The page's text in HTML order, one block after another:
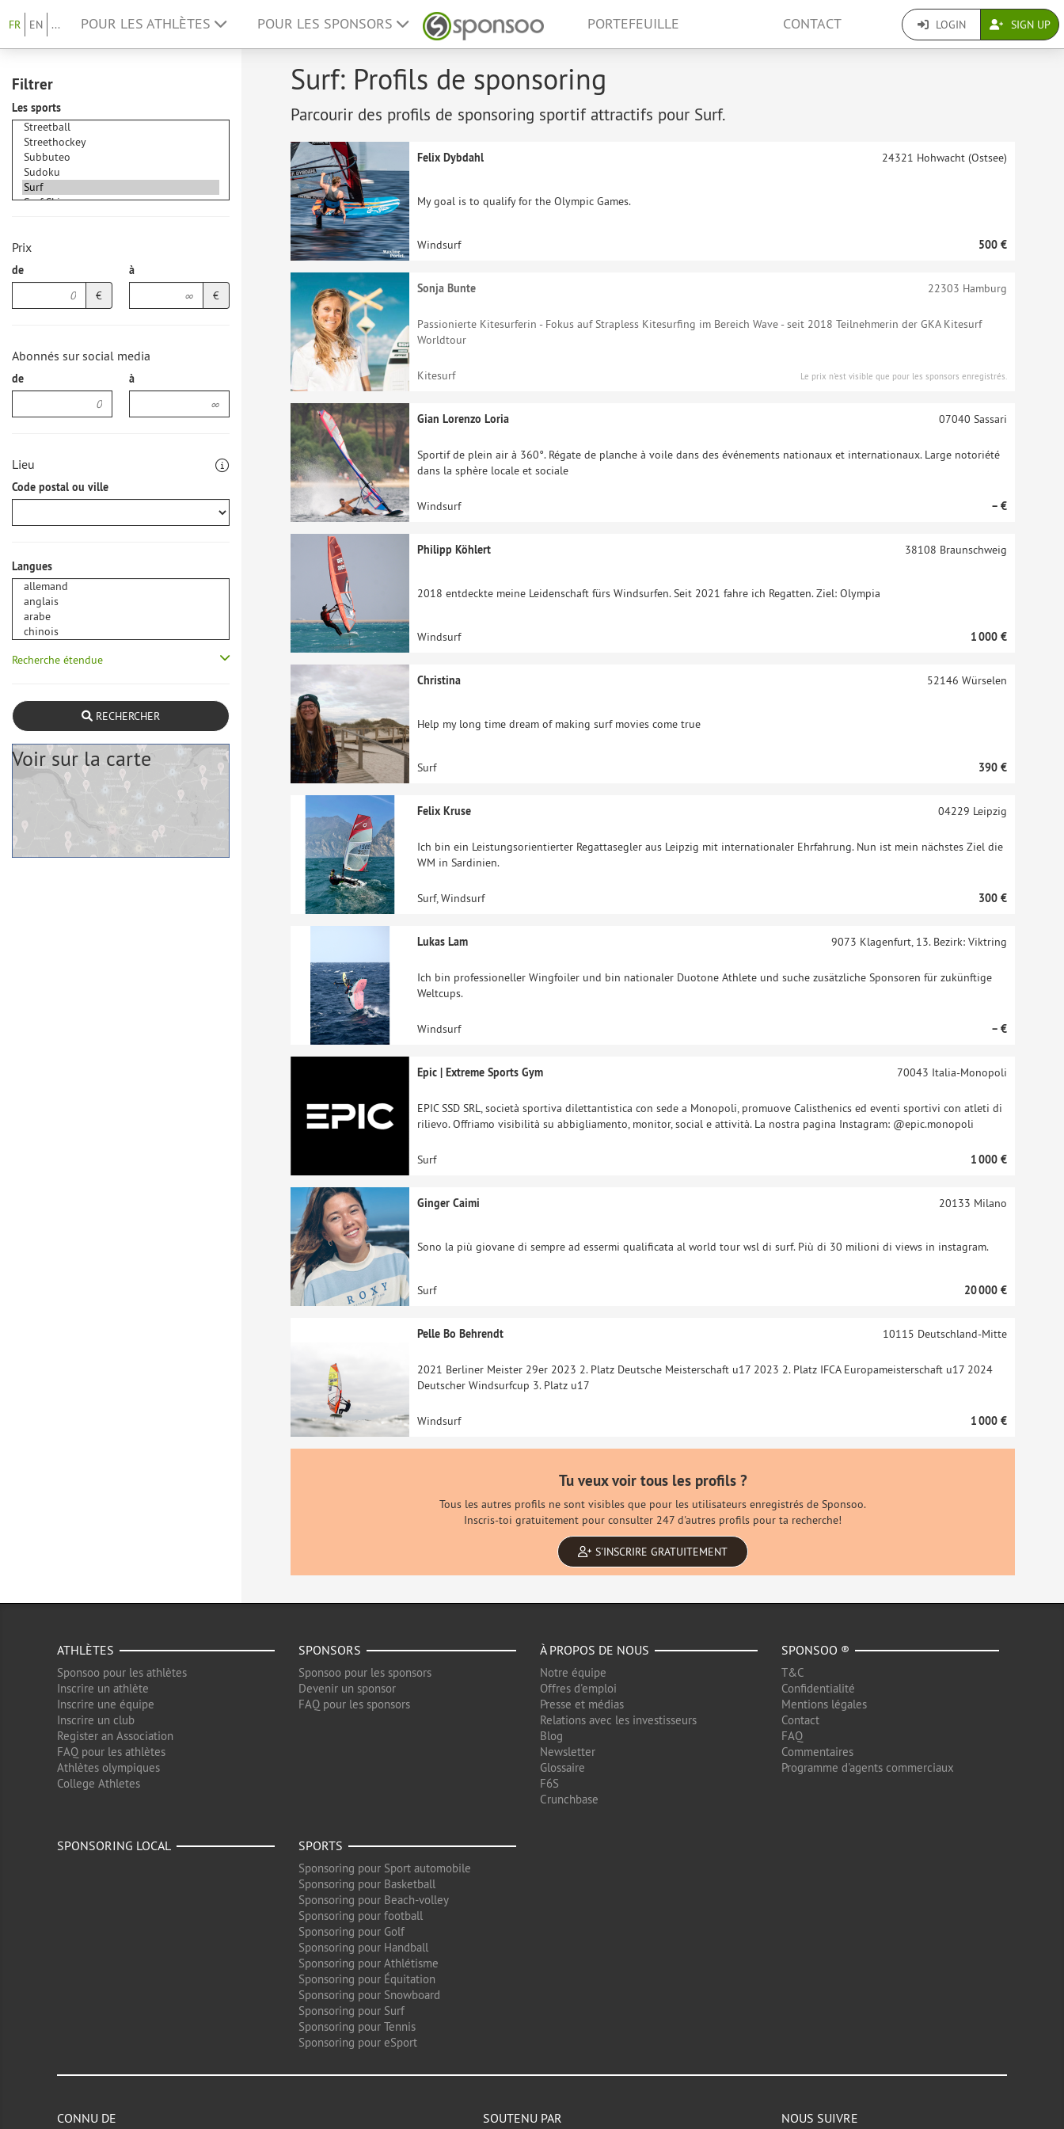
FR EN ... POUR LES ATHLÈTES POUR LES SPONSORS PORTEFEUILLE CONTACT LOGIN SIGN UP
Filtrer
Les sports
Prix
de
€
à
€
Abonnés sur social media
de à
Lieu
Code postal ou ville
Langues
Recherche étendue
RECHERCHER
Voir sur la carte
Surf: Profils de sponsoring
Parcourir des profils de sponsoring sportif attractifs pour Surf.
Felix Dybdahl
My goal is to qualify for the Olympic Games.
24321 Hohwacht (Ostsee)
Windsurf 500 €
Sonja Bunte
Passionierte Kitesurferin - Fokus auf Strapless Kitesurfing im Bereich Wave - seit 2018 Teilnehmerin der GKA Kitesurf
Worldtour
22303 Hamburg
Kitesurf Le prix n'est visible que pour les sponsors enregistrés.
Gian Lorenzo Loria
Sportif de plein air à 360°. Régate de planche à voile dans des événements nationaux et internationaux. Large notoriété
dans la sphère locale et sociale
07040 Sassari
Windsurf – €
Philipp Köhlert
2018 entdeckte meine Leidenschaft fürs Windsurfen. Seit 2021 fahre ich Regatten. Ziel: Olympia
38108 Braunschweig
Windsurf 1 000 €
Christina
Help my long time dream of making surf movies come true
52146 Würselen
Surf 390 €
Felix Kruse
Ich bin ein Leistungsorientierter Regattasegler aus Leipzig mit internationaler Ehrfahrung. Nun ist mein nächstes Ziel die
WM in Sardinien.
04229 Leipzig
Surf, Windsurf 300 €
Lukas Lam
Ich bin professioneller Wingfoiler und bin nationaler Duotone Athlete und suche zusätzliche Sponsoren für zukünftige
Weltcups.
9073 Klagenfurt, 13. Bezirk: Viktring
Windsurf – €
Epic | Extreme Sports Gym
EPIC SSD SRL, società sportiva dilettantistica con sede a Monopoli, promuove Calisthenics ed eventi sportivi con atleti di
rilievo. Offriamo visibilità su abbigliamento, monitor, social e attività. La nostra pagina Instagram: @epic.monopoli
70043 Italia-Monopoli
Surf 1 000 €
Ginger Caimi
Sono la più giovane di sempre ad essermi qualificata al world tour wsl di surf. Più di 30 milioni di views in instagram.
20133 Milano
Surf 20 000 €
Pelle Bo Behrendt
2021 Berliner Meister 29er 2023 2. Platz Deutsche Meisterschaft u17 2023 2. Platz IFCA Europameisterschaft u17 2024
Deutscher Windsurfcup 3. Platz u17
10115 Deutschland-Mitte
Windsurf 1 000 €
Tu veux voir tous les profils ?
Tous les autres profils ne sont visibles que pour les utilisateurs enregistrés de Sponsoo.
Inscris-toi gratuitement pour consulter 247 d'autres profils pour ta recherche!
S'INSCRIRE GRATUITEMENT
ATHLÈTES
Sponsoo pour les athlètes
Inscrire un athlète
Inscrire une équipe
Inscrire un club
Register an Association
FAQ pour les athlètes
Athlètes olympiques
College Athletes
SPONSORS
Sponsoo pour les sponsors
Devenir un sponsor
FAQ pour les sponsors
À PROPOS DE NOUS
Notre équipe
Offres d'emploi
Presse et médias
Relations avec les investisseurs
Blog
Newsletter
Glossaire
F6S
Crunchbase
SPONSOO ®
T&C
Confidentialité
Mentions légales
Contact
FAQ
Commentaires
Programme d'agents commerciaux
SPONSORING LOCAL SPORTS
Sponsoring pour Sport automobile
Sponsoring pour Basketball
Sponsoring pour Beach-volley
Sponsoring pour football
Sponsoring pour Golf
Sponsoring pour Handball
Sponsoring pour Athlétisme
Sponsoring pour Équitation
Sponsoring pour Snowboard
Sponsoring pour Surf
Sponsoring pour Tennis
Sponsoring pour eSport
CONNU DE SOUTENU PAR NOUS SUIVRE